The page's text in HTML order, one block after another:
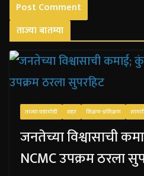
ताज्या बातम्या
ताज्या घडामोडी शहर शिक्षण-प्रशिक्षण
जनतेच्या विश्वासाची
NCMC उपक्रम ठरला